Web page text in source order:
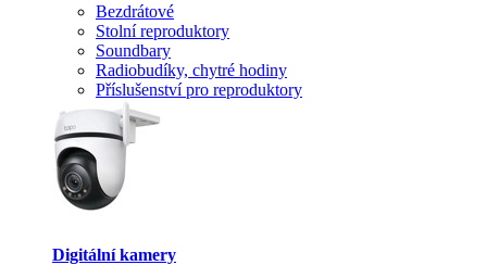
Bezdrátové
Stolní reproduktory
Soundbary
Radiobudíky, chytré hodiny
Příslušenství pro reproduktory
Digitální kamery